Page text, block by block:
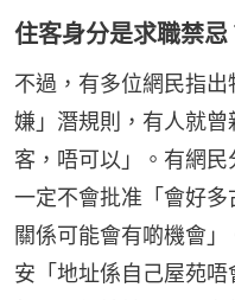
住客身分是求職禁忌
不過，有多位網民指
嫌」潛規則，有人就
客，唔可以」。有網
一定不會批准「會好
關係可能會有啲機會
安「地址係自己屋苑